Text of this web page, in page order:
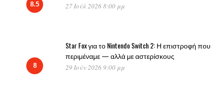
8.5 27 Ιούλ 2026 8:00 μμ
8
Star Fox για το Nintendo Switch 2: Η επιστροφή που
περιμέναμε — αλλά με αστερίσκους
29 Ιούν 2026 9:00 μμ